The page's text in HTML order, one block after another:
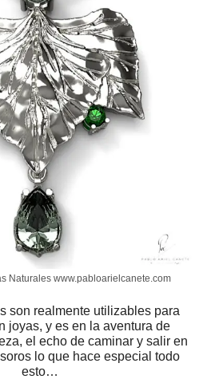
Naturales www.pabloarielcanete.com
son realmente utilizables para
joyas, y es en la aventura de
el echo de caminar y salir en
lo que hace especial todo
esto…